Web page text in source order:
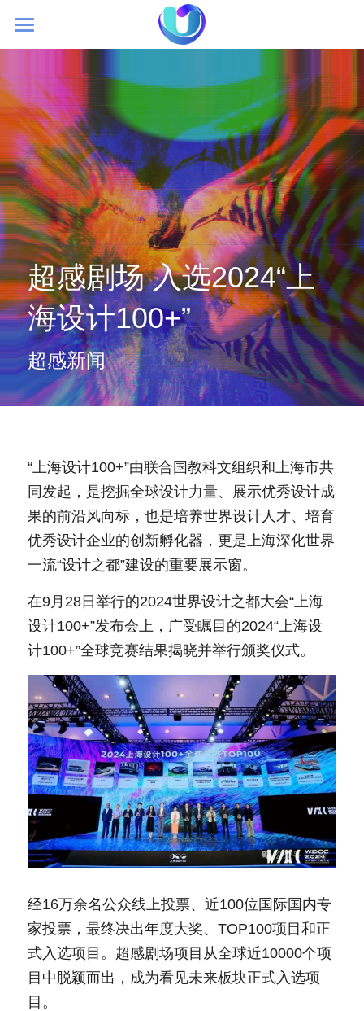
初创理念
大空间VR
超感新闻
加盟我们
超感剧场 入选2024“上
海设计100+”
超感新闻
“上海设计100+”由联合国教科文组织和上海市共
同发起，是挖掘全球设计力量、展示优秀设计成
果的前沿风向标，也是培养世界设计人才、培育
优秀设计企业的创新孵化器，更是上海深化世界
一流“设计之都”建设的重要展示窗。
在9月28日举行的2024世界设计之都大会“上海
设计100+”发布会上，广受瞩目的2024“上海设
计100+”全球竞赛结果揭晓并举行颁奖仪式。
经16万余名公众线上投票、近100位国际国内专
家投票，最终决出年度大奖、TOP100项目和正
式入选项目。超感剧场项目从全球近10000个项
目中脱颖而出，成为看见未来板块正式入选项
目。